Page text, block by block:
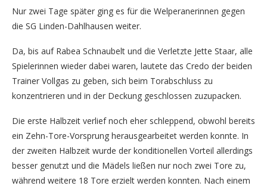
Nur zwei Tage später ging es für die Welperanerinnen gegen
die SG Linden-Dahlhausen weiter.
Da, bis auf Rabea Schnaubelt und die Verletzte Jette Staar, alle
Spielerinnen wieder dabei waren, lautete das Credo der beiden
Trainer Vollgas zu geben, sich beim Torabschluss zu
konzentrieren und in der Deckung geschlossen zuzupacken.
Die erste Halbzeit verlief noch eher schleppend, obwohl bereits
ein Zehn-Tore-Vorsprung herausgearbeitet werden konnte. In
der zweiten Halbzeit wurde der konditionellen Vorteil allerdings
besser genutzt und die Mädels ließen nur noch zwei Tore zu,
während weitere 18 Tore erzielt werden konnten. Nach einem